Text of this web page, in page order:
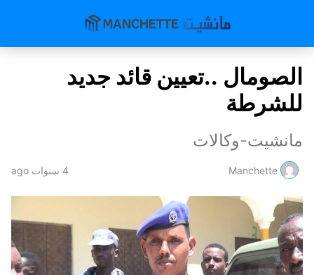
الصومال ..تعيين قائد جديد
للشرطة
مانشيت-وكالات
Manchette 4 سنوات ago